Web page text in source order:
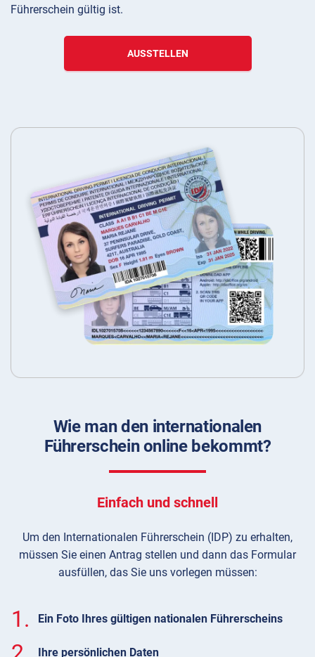
Führerschein gültig ist.
AUSSTELLEN
Wie man den internationalen
Führerschein online bekommt?
Einfach und schnell
Um den Internationalen Führerschein (IDP) zu erhalten,
müssen Sie einen Antrag stellen und dann das Formular
ausfüllen, das Sie uns vorlegen müssen:
1. Ein Foto Ihres gültigen nationalen Führerscheins
Ihre persönlichen Daten